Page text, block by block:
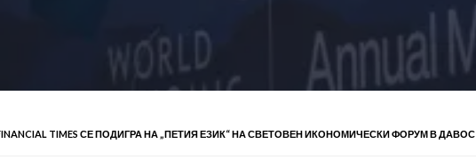
TIMES СЕ ПОДИГРА НА „ПЕТИЯ ЕЗИК“ НА СВЕТОВЕН ИКОНОМИЧЕСКИ ФОРУМ В ДАВОС